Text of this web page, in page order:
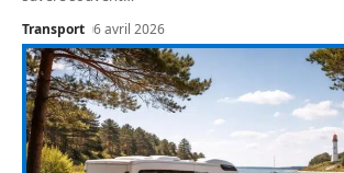
Transport 6 avril 2026